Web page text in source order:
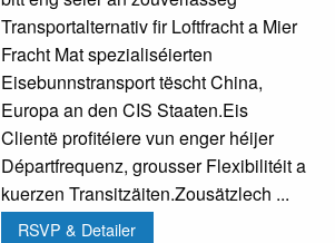
Transportalternativ fir Loftfracht a Mier
Fracht Mat spezialiséierten
Eisebunnstransport tëscht China,
Europa an den CIS Staaten.Eis
Clientë profitéiere vun enger héijer
Départfrequenz, grousser Flexibilitéit a
kuerzen Transitzäiten.Zousätzlech ...
RSVP & Detailer